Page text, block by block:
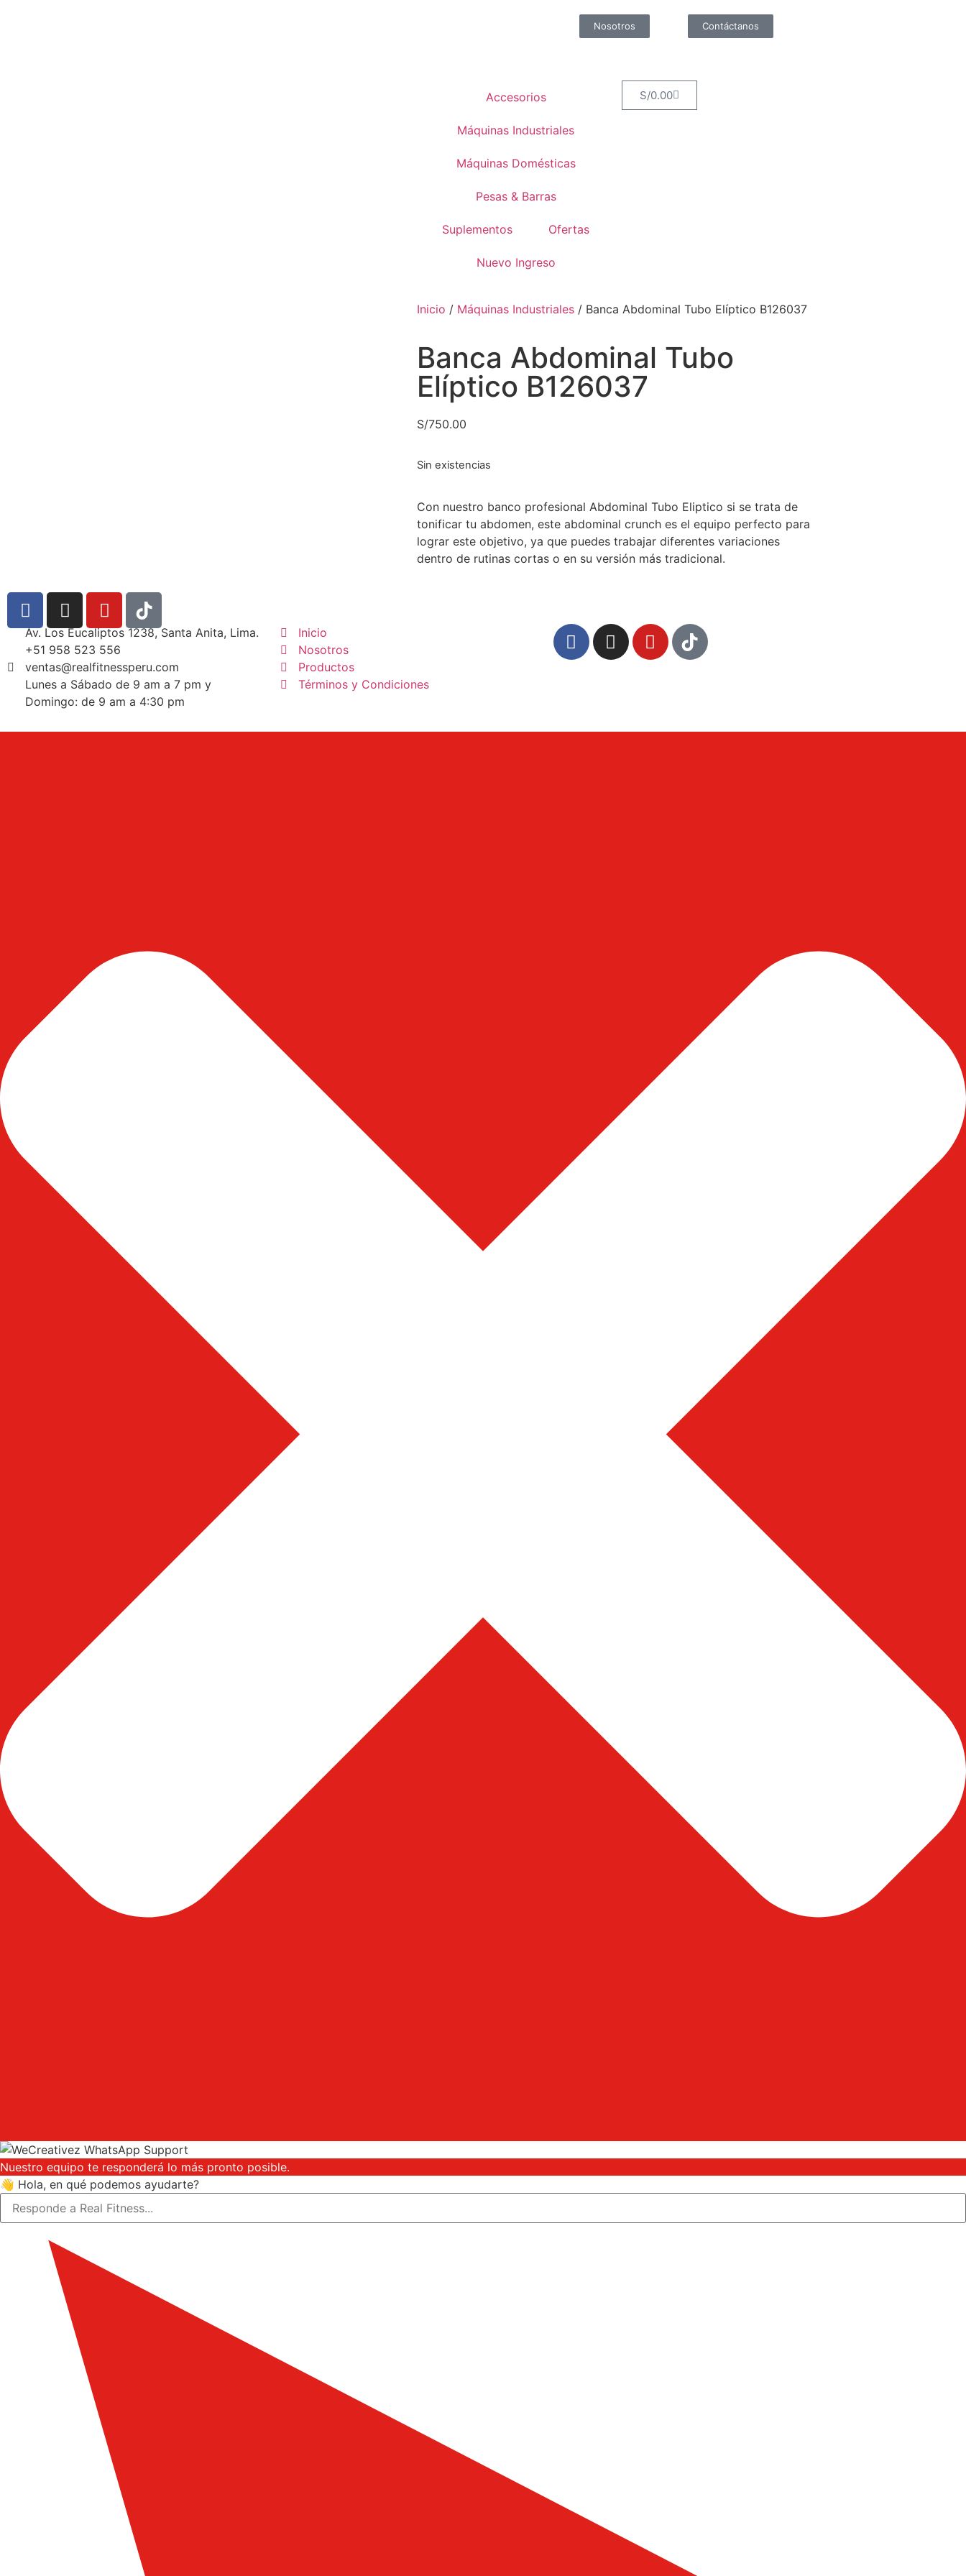
Nosotros Contáctanos
Accesorios
Máquinas Industriales
Máquinas Domésticas
Pesas & Barras
Suplementos Ofertas
Nuevo Ingreso
S/0.00
Inicio / Máquinas Industriales / Banca Abdominal Tubo Elíptico B126037
Banca Abdominal Tubo
Elíptico B126037
S/750.00
Sin existencias
Con nuestro banco profesional Abdominal Tubo Eliptico si se trata de
tonificar tu abdomen, este abdominal crunch es el equipo perfecto para
lograr este objetivo, ya que puedes trabajar diferentes variaciones
dentro de rutinas cortas o en su versión más tradicional.
Av. Los Eucaliptos 1238, Santa Anita, Lima.
+51 958 523 556
ventas@realfitnessperu.com
Lunes a Sábado de 9 am a 7 pm y
Domingo: de 9 am a 4:30 pm
Inicio
Nosotros
Productos
Términos y Condiciones
Nuestro equipo te responderá lo más pronto posible.
👋 Hola, en qué podemos ayudarte?